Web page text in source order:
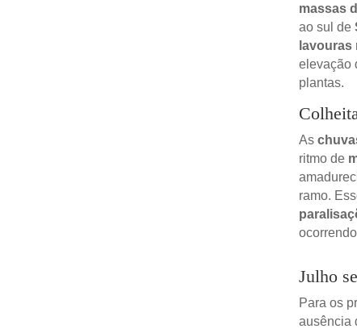
massas
ao sul de
lavouras
elevação
plantas.
As
ritmo de
ramo.
Julho
Para os
ausência